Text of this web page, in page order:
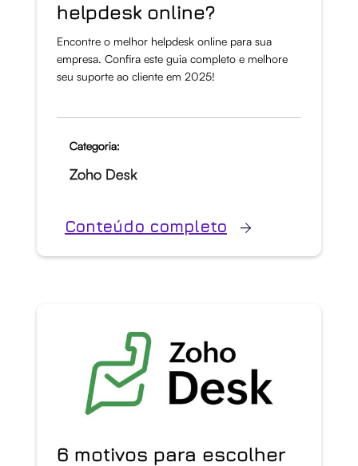
helpdesk online?
Encontre o melhor helpdesk online para sua
empresa. Confira este guia completo e melhore
seu suporte ao cliente em 2025!
Categoria:
Zoho Desk
Conteúdo completo
6 motivos para escolher